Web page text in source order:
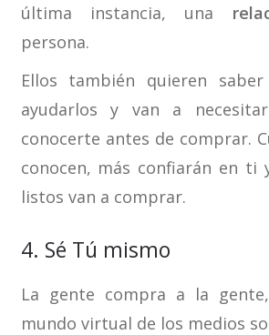
última instancia, una
persona.
Ellos también quieren
ayudarlos y van a
conocerte antes de comprar.
conocen, más confiarán en ti
listos van a comprar.
4. Sé Tú mismo
La gente compra a la
mundo virtual de los medios